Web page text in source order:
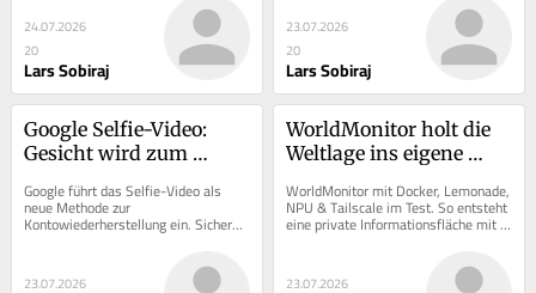
24.07.2026
20
Lars Sobiraj
23.07.2026
20
Lars Sobiraj
Google Selfie-Video:
Gesicht wird zum
Google führt das Selfie-Video als
neue Methode zur
Kontowiederherstellung ein. Sicherer
Kontozugriff oder Datenschutzrisiko?
23.07.2026
WorldMonitor holt die
Weltlage ins eigene
WorldMonitor mit Docker, Lemonade,
NPU & Tailscale im Test. So entsteht
eine private Informationsfläche mit
lokaler KI und Datenimporten.
23.07.2026